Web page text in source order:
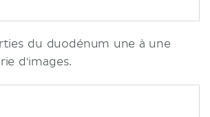
du duodénum une à une
d'images.